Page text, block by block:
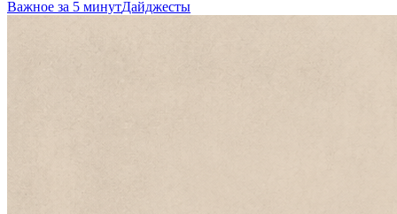
Важное за 5 минутДайджесты